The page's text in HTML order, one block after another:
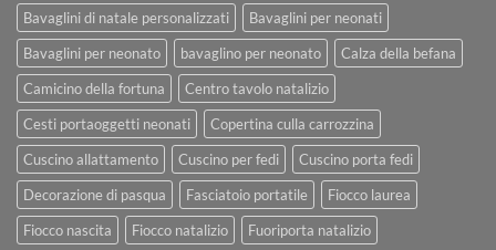
Bavaglini di natale personalizzati
Bavaglini per neonati
Bavaglini per neonato
bavaglino per neonato
Calza della befana
Camicino della fortuna
Centro tavolo natalizio
Cesti portaoggetti neonati
Copertina culla carrozzina
Cuscino allattamento
Cuscino per fedi
Cuscino porta fedi
Decorazione di pasqua
Fasciatoio portatile
Fiocco laurea
Fiocco nascita
Fiocco natalizio
Fuoriporta natalizio